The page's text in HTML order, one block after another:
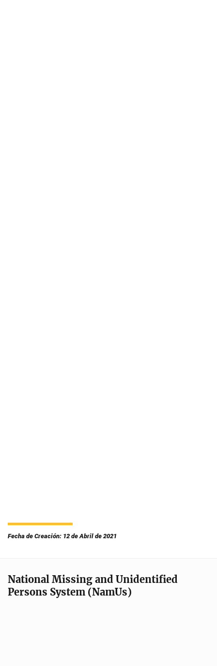
Fecha de Creación: 12 de Abril de 2021
National Missing and Unidentified
Persons System (NamUs)